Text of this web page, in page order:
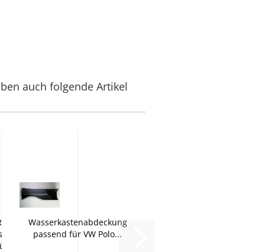
auch folgende Artikel
Wasserkastenabdeckung
passend für VW Polo...